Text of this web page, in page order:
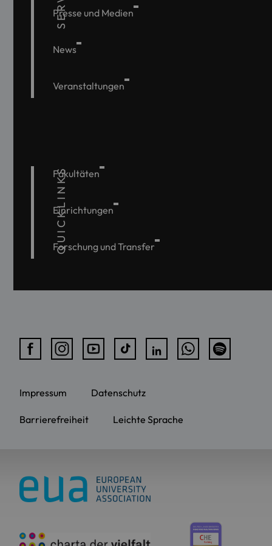
Presse und Medien
News
Veranstaltungen
QUICKLINKS
Fakultäten
Einrichtungen
Forschung und Transfer
Impressum Datenschutz
Barrierefreiheit Leichte Sprache